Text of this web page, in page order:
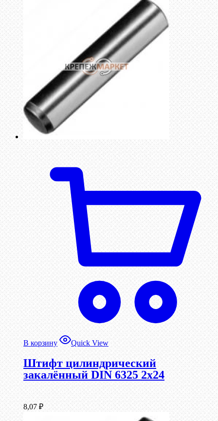
В корзину Quick View
Штифт цилиндрический
закалённый DIN 6325 2х24
8,07 ₽